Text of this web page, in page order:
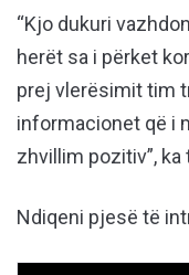
“Kjo dukuri
herët sa i përket
prej vlerësimit tim
informacionet që i
zhvillim pozitiv”,
Ndiqeni pjesë të